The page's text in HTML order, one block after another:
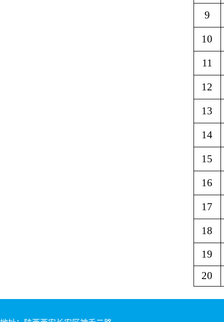
9
10
11
12
13
14
15
16
17
18
19
20